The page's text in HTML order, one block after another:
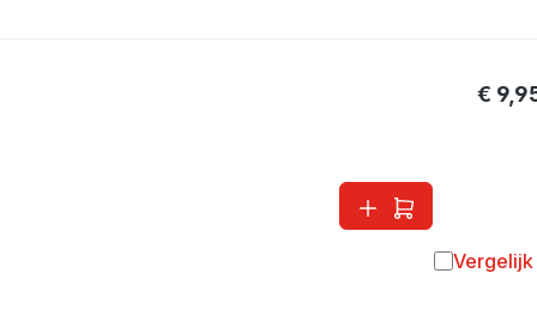
€
Vergelijk